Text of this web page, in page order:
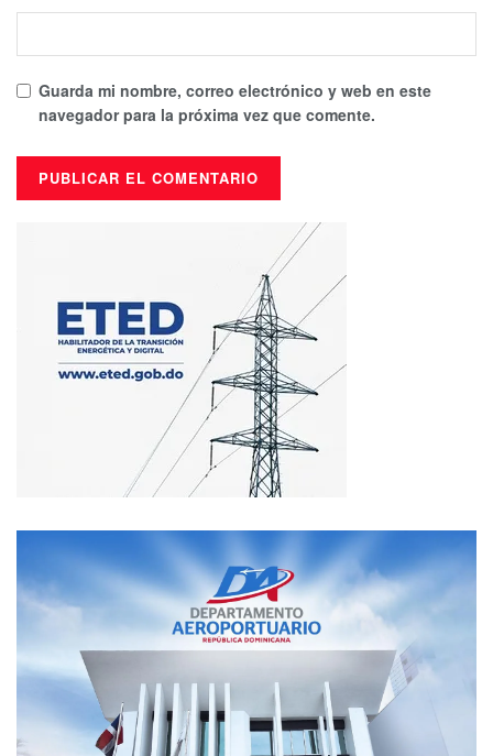
Guarda mi nombre, correo electrónico y web en este
navegador para la próxima vez que comente.